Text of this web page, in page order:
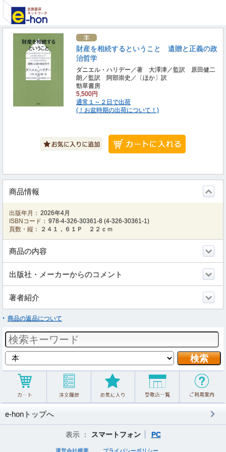
財産を相続するということ 遺贈と正義の政
治哲学
ダニエル・ハリデー／著 大澤津／監訳 原田健二
朗／監訳 阿部崇史／〔ほか〕訳
勁草書房
5,500円
通常１～２日で出荷
(！お盆時期の出荷について！)
商品情報
出版年月： 2026年4月
ISBNコード： 978-4-326-30361-8 (4-326-30361-1)
頁数・縦：
２４１，６１Ｐ ２２ｃｍ
商品の内容
出版社・メーカーからのコメント
著者紹介
商品の返品について
e-honトップへ
表示 ： スマートフォン PC
運営会社概要 プライバシーポリシー